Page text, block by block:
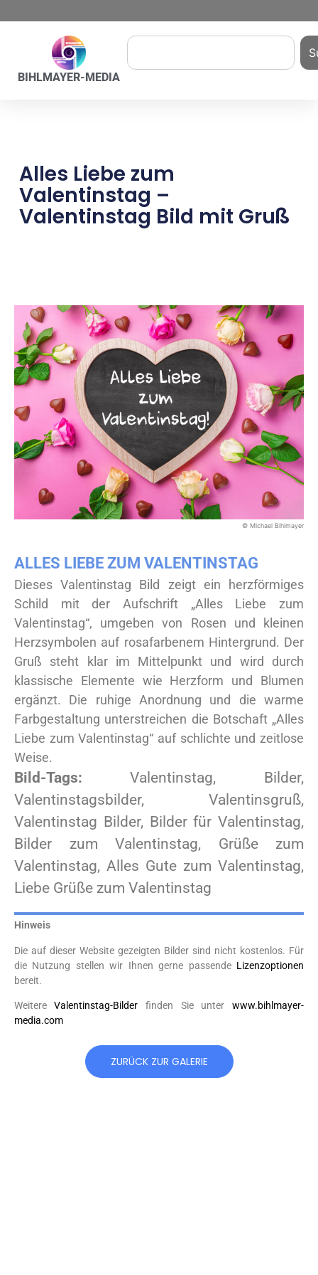
BIHLMAYER-MEDIA
Alles Liebe zum
Valentinstag –
Valentinstag Bild mit Gruß
© Michael Bihlmayer
ALLES LIEBE ZUM VALENTINSTAG
Dieses Valentinstag Bild zeigt ein herzförmiges
Schild mit der Aufschrift „Alles Liebe zum
Valentinstag“, umgeben von Rosen und kleinen
Herzsymbolen auf rosafarbenem Hintergrund. Der
Gruß steht klar im Mittelpunkt und wird durch
klassische Elemente wie Herzform und Blumen
ergänzt. Die ruhige Anordnung und die warme
Farbgestaltung unterstreichen die Botschaft „Alles
Liebe zum Valentinstag“ auf schlichte und zeitlose
Weise.
Bild-Tags: Valentinstag, Bilder,
Valentinstagsbilder, Valentinsgruß,
Valentinstag Bilder, Bilder für Valentinstag,
Bilder zum Valentinstag, Grüße zum
Valentinstag, Alles Gute zum Valentinstag,
Liebe Grüße zum Valentinstag
Hinweis
Die auf dieser Website gezeigten Bilder sind nicht kostenlos. Für
die Nutzung stellen wir Ihnen gerne passende Lizenzoptionen
bereit.
Weitere Valentinstag-Bilder finden Sie unter www.bihlmayer-
media.com
ZURÜCK ZUR GALERIE